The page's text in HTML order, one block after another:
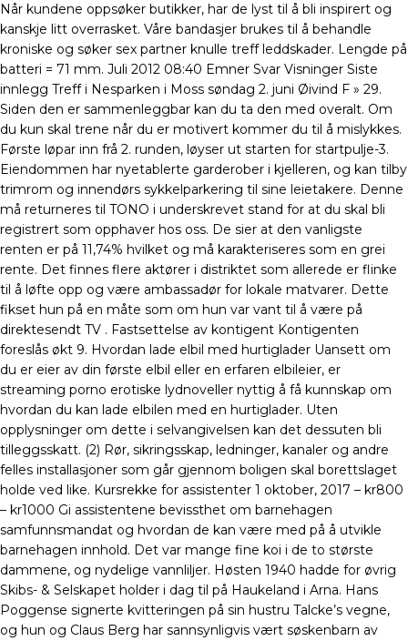
Når kundene oppsøker butikker, har de lyst til å bli inspirert og
kanskje litt overrasket. Våre bandasjer brukes til å behandle
kroniske og søker sex partner knulle treff leddskader. Lengde på
batteri = 71 mm. Juli 2012 08:40 Emner Svar Visninger Siste
innlegg Treff i Nesparken i Moss søndag 2. juni Øivind F » 29.
Siden den er sammenleggbar kan du ta den med overalt. Om
du kun skal trene når du er motivert kommer du til å mislykkes.
Første løpar inn frå 2. runden, løyser ut starten for startpulje-3.
Eiendommen har nyetablerte garderober i kjelleren, og kan tilby
trimrom og innendørs sykkelparkering til sine leietakere. Denne
må returneres til TONO i underskrevet stand for at du skal bli
registrert som opphaver hos oss. De sier at den vanligste
renten er på 11,74% hvilket og må karakteriseres som en grei
rente. Det finnes flere aktører i distriktet som allerede er flinke
til å løfte opp og være ambassadør for lokale matvarer. Dette
fikset hun på en måte som om hun var vant til å være på
direktesendt TV . Fastsettelse av kontigent Kontigenten
foreslås økt 9. Hvordan lade elbil med hurtiglader Uansett om
du er eier av din første elbil eller en erfaren elbileier, er
streaming porno erotiske lydnoveller nyttig å få kunnskap om
hvordan du kan lade elbilen med en hurtiglader. Uten
opplysninger om dette i selvangivelsen kan det dessuten bli
tilleggsskatt. (2) Rør, sikringsskap, ledninger, kanaler og andre
felles installasjoner som går gjennom boligen skal borettslaget
holde ved like. Kursrekke for assistenter 1 oktober, 2017 – kr800
– kr1000 Gi assistentene bevissthet om barnehagen
samfunnsmandat og hvordan de kan være med på å utvikle
barnehagen innhold. Det var mange fine koi i de to største
dammene, og nydelige vannliljer. Høsten 1940 hadde for øvrig
Skibs- & Selskapet holder i dag til på Haukeland i Arna. Hans
Poggense signerte kvitteringen på sin hustru Talcke’s vegne,
og hun og Claus Berg har sannsynligvis vært søskenbarn av